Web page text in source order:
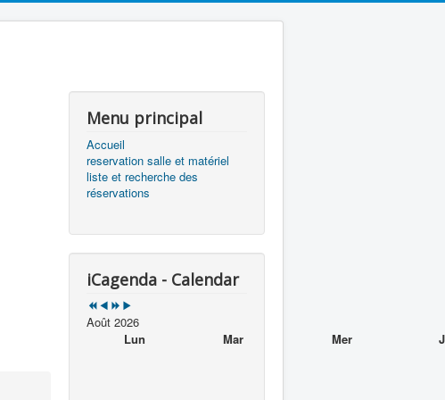
Menu principal
Accueil
reservation salle et matériel
liste et recherche des
réservations
iCagenda - Calendar
Août 2026
Lun
Mar Mer